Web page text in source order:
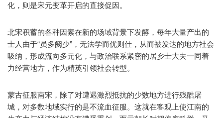
化，则是宋元变革开启的直接促因。
北宋积蓄的各种因素在新的场域背景下发酵，每年大量产出的
士人由于“员多阙少”，无法学而优则仕，从而被发达的地方社会
吸纳，形成流向多元化，与政治联系紧密的居乡士大夫一同着
力经营地方，作为精英引领社会转型。
蒙古征服南宋，除了对遭遇激烈抵抗的少数地方进行残酷屠
城，对多数地域实行的是不流血征服。这就在客观上使江南的